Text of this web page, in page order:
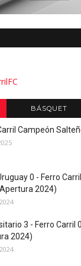
BÁSQUET
Campeón
0 - Ferro
2024)
3 - Ferro Carril
2024)